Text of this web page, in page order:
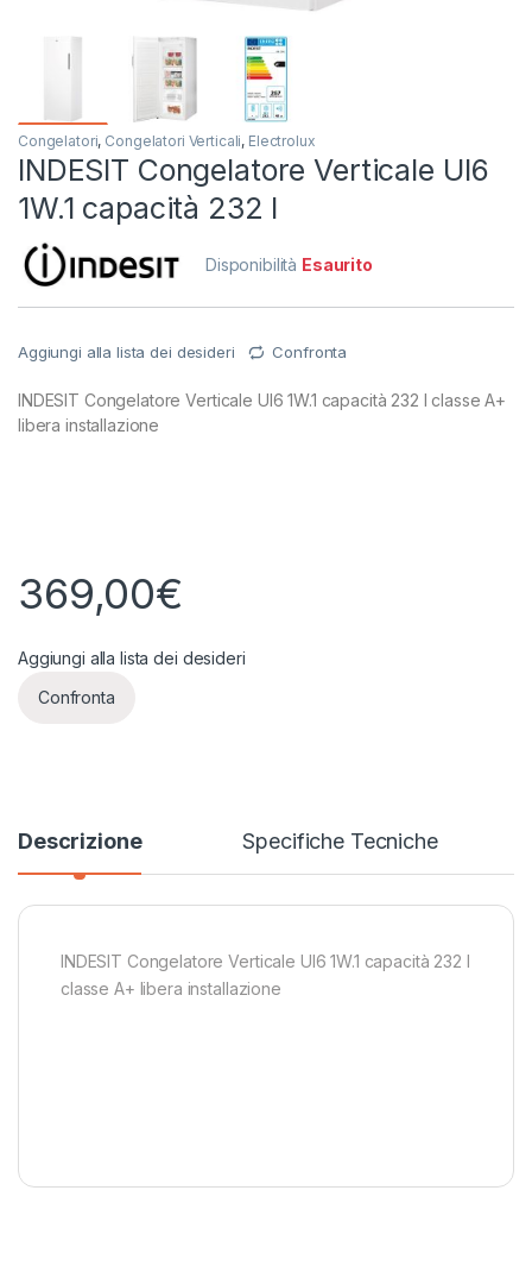
Congelatori, Congelatori Verticali, Electrolux
INDESIT Congelatore Verticale UI6
1W.1 capacità 232 l
Disponibilità Esaurito
Aggiungi alla lista dei desideri Confronta
INDESIT Congelatore Verticale UI6 1W.1 capacità 232 l classe A+
libera installazione
369,00€
Aggiungi alla lista dei desideri
Confronta
Descrizione Specifiche Tecniche
INDESIT Congelatore Verticale UI6 1W.1 capacità 232 l
classe A+ libera installazione